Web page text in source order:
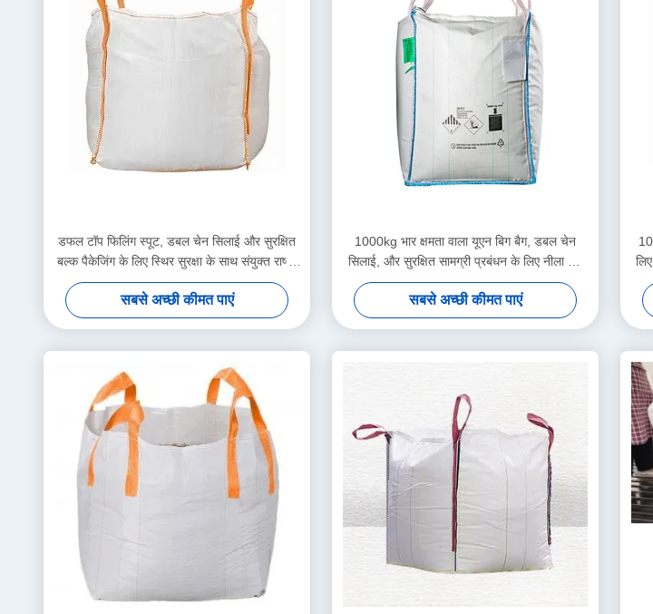
डफल टॉप फिलिंग स्पूट, डबल चेन सिलाई और सुरक्षित
बल्क पैकेजिंग के लिए स्थिर सुरक्षा के साथ संयुक्त राष्ट्र
बिग बैग
सबसे अच्छी कीमत पाएं
1000kg भार क्षमता वाला यूएन बिग बैग, डबल चेन
सिलाई, और सुरक्षित सामग्री प्रबंधन के लिए नीला लूप
रंग
सबसे अच्छी कीमत पाएं